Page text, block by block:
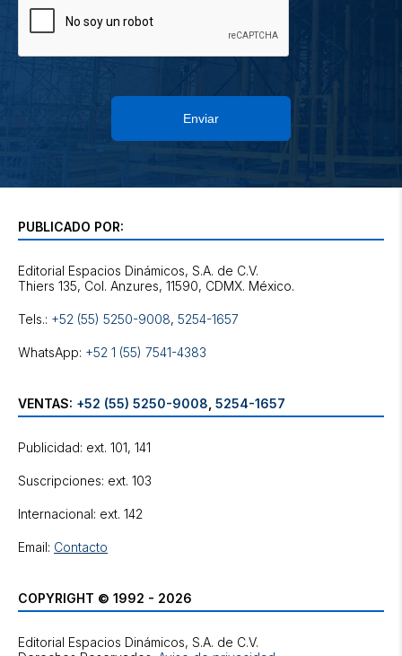
Enviar
PUBLICADO POR:
Editorial Espacios Dinámicos, S.A. de C.V.
Tels.: +52 (55) 5250-9008, 5254-1657
WhatsApp: +52 1 (55) 7541-4383
VENTAS: +52 (55) 5250-9008 5254-1657
Publicidad: ext. 101, 141
Suscripciones: ext. 103
Internacional: ext. 142
Email: Contacto
COPYRIGHT © 1992 - 2026
Editorial Espacios Dinámicos, S.A. de C.V.